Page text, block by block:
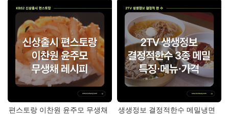
편스토랑 이찬원 윤주모 무생채
생생정보 결정적한수 메밀냉면